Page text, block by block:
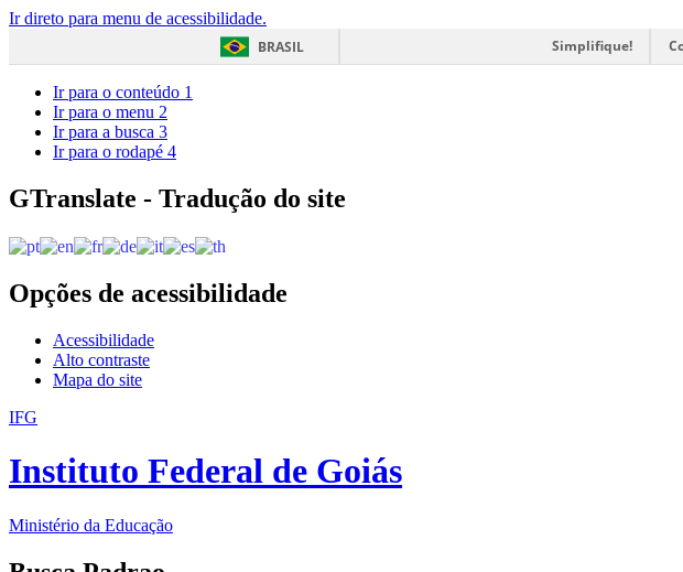
Ir direto para menu de acessibilidade.
BRASIL
Simplifique!
Ir para o conteúdo 1
Ir para o menu 2
Ir para a busca 3
Ir para o rodapé 4
GTranslate - Tradução do site
Opções de acessibilidade
Acessibilidade
Alto contraste
Mapa do site
IFG
Instituto Federal de Goiás
Ministério da Educação